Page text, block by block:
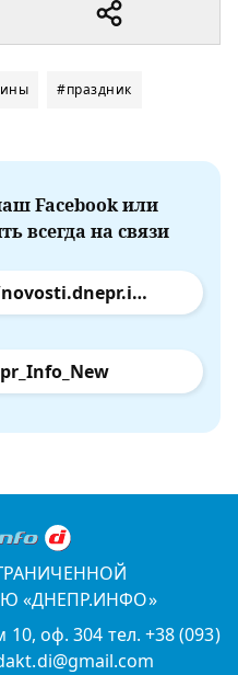
#праздник
Facebook или
всегда на связи
facebook.com/novosti.dnepr.info
«ДНЕПР.ИНФО»
оф. 304 тел. +38 (093)